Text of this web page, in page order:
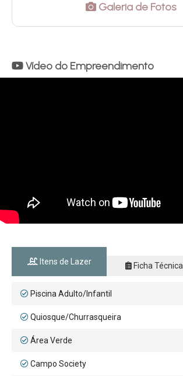
Galeria de Fotos
Vídeo do Empreendimento
Itens de Lazer Ficha Técnica
Piscina Adulto/Infantil
Quiosque/Churrasqueira
Área Verde
Campo Society